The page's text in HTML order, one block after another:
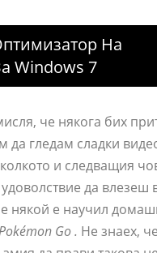
На
Windows 7
че някога бих
да гледам сладки
и следващия
да влезеш
някой е научил
Go . Не знаех,